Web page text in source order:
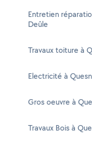
Entretien
Deûle
Travaux toiture à
Electricité à
Gros oeuvre à
Travaux Bois à